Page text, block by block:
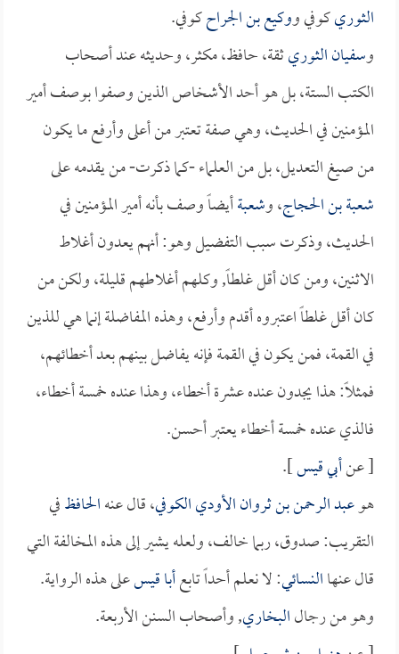
الثوريكوفي ووكيع بن الجراحكوفي.
وسفيان الثوريثقة، حافظ، مكثر، وحديثه عند أصحاب
الكتب الستة، بل هو أحد الأشخاص الذين وصفوا بوصف أمير
المؤمنين في الحديث، وهي صفة تعتبر من أعلى وأرفع ما يكون
من صيغ التعديل، بل من العلماء -كما ذكرت- من يقدمه على
شعبة بن الحجاج، وشعبةأيضاً وصف بأنه أمير المؤمنين في
الحديث، وذكرت سبب التفضيل وهو: أنهم يعدون أغلاط
الاثنين، ومن كان أقل غلطاً, وكلهم أغلاطهم قليلة، ولكن من
كان أقل غلطاً اعتبروه أقدم وأرفع، وهذه المفاضلة إنما هي للذين
في القمة، فمن يكون في القمة فإنه يفاضل بينهم بعد أخطائهم،
فمثلاً: هذا يجدون عنده عشرة أخطاء، وهذا عنده خمسة أخطاء،
فالذي عنده خمسة أخطاء يعتبر أحسن.
[ عنأبي قيس].
هوعبد الرحمن بن ثروان الأودي الكوفي، قال عنهالحافظفي
التقريب: صدوق، ربما خالف، ولعله يشير إلى هذه المخالفة التي
قال عنهاالنسائي: لا نعلم أحداً تابعأبا قيسعلى هذه الرواية.
وهو من رجالالبخاري, وأصحاب السنن الأربعة.